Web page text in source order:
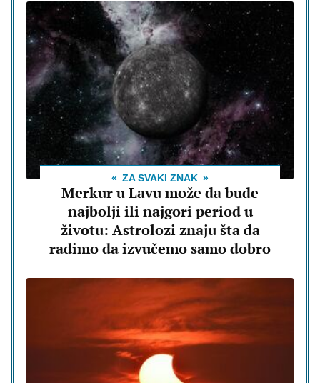
ZA SVAKI ZNAK
Merkur u Lavu može da bude
najbolji ili najgori period u
životu: Astrolozi znaju šta da
radimo da izvučemo samo dobro